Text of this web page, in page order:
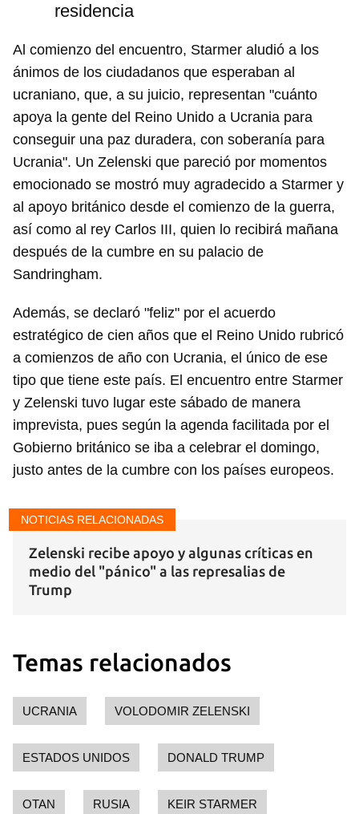
residencia
Al comienzo del encuentro, Starmer aludió a los
ánimos de los ciudadanos que esperaban al
ucraniano, que, a su juicio, representan "cuánto
apoya la gente del Reino Unido a Ucrania para
conseguir una paz duradera, con soberanía para
Ucrania". Un Zelenski que pareció por momentos
emocionado se mostró muy agradecido a Starmer y
al apoyo británico desde el comienzo de la guerra,
así como al rey Carlos III, quien lo recibirá mañana
después de la cumbre en su palacio de
Sandringham.
Además, se declaró "feliz" por el acuerdo
estratégico de cien años que el Reino Unido rubricó
a comienzos de año con Ucrania, el único de ese
tipo que tiene este país. El encuentro entre Starmer
y Zelenski tuvo lugar este sábado de manera
imprevista, pues según la agenda facilitada por el
Gobierno británico se iba a celebrar el domingo,
justo antes de la cumbre con los países europeos.
NOTICIAS RELACIONADAS
Zelenski recibe apoyo y algunas críticas en
medio del "pánico" a las represalias de
Trump
Temas relacionados
UCRANIA VOLODOMIR ZELENSKI
ESTADOS UNIDOS DONALD TRUMP
OTAN RUSIA KEIR STARMER